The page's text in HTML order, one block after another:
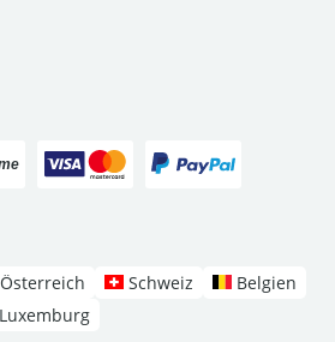
Österreich Schweiz
Belgien
Luxemburg